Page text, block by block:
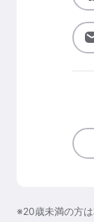
※20歳未満の方